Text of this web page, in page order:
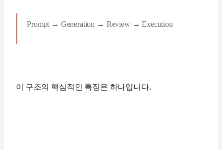
Prompt → Generation → Review → Execution
이 구조의 핵심적인 특징은 하나입니다.